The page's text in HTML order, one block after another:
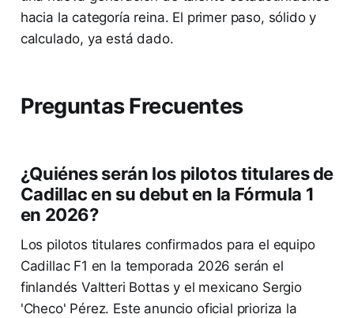
hacia la categoría reina. El primer paso, sólido y
calculado, ya está dado.
Preguntas Frecuentes
¿Quiénes serán los pilotos titulares de
Cadillac en su debut en la Fórmula 1
en 2026?
Los pilotos titulares confirmados para el equipo
Cadillac F1 en la temporada 2026 serán el
finlandés Valtteri Bottas y el mexicano Sergio
'Checo' Pérez. Este anuncio oficial prioriza la